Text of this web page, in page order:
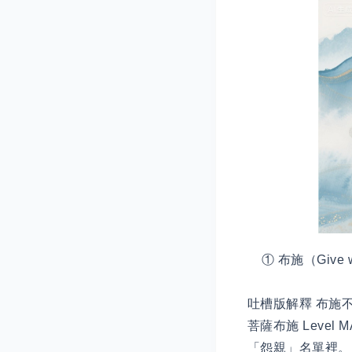
① 布施（Give
吐槽版解釋 布施
菩薩布施 Level
「怨親」名單裡